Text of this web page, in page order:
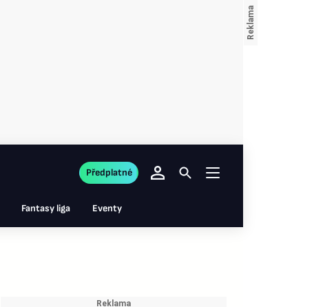
Fantasy liga Eventy
Předplatné